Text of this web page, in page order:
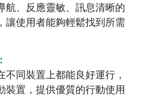
航、反應靈敏、訊息清晰的
讓使用者能夠輕鬆找到所需
不同裝置上都能良好運行，
裝置，提供優質的行動使用